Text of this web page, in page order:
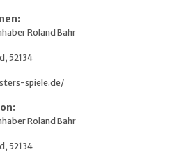
Roland Bahr
52134
spiele.de/
Roland Bahr
52134